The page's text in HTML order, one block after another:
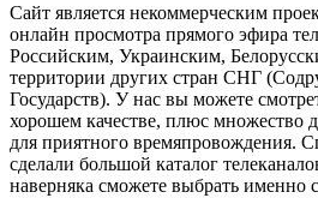
Сайт является некоммерческим
онлайн просмотра прямого эфира
Российским, Украинским,
территории других стран СНГ
Государств). У нас вы можете
хорошем качестве, плюс множество
для приятного времяпровождения.
сделали большой каталог
наверняка сможете выбрать именно